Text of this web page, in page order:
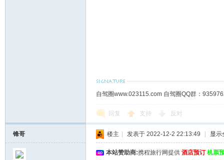
自驾圈www.023115.com 自驾圈QQ群：
回复 支持 反对
锋哥 楼主 发表于 2022-12-2 22:13:49 显示
本站赞助商:携程旅行网提供 酒店预订 机票